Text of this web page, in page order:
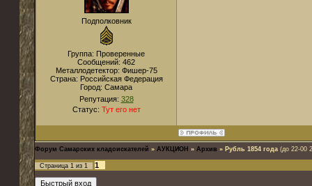
Подполковник
Группа: Проверенные
Сообщений: 462
Металлодетектор: Фишер-75
Страна: Российская Федерация
Город: Самара
Репутация: 328
Статус: Тут его нет
Форум Самарских кладоискателей » АУКЦИОН » Архив » Рубль 1854 года (до 22-00
Страница 1 из 1 1